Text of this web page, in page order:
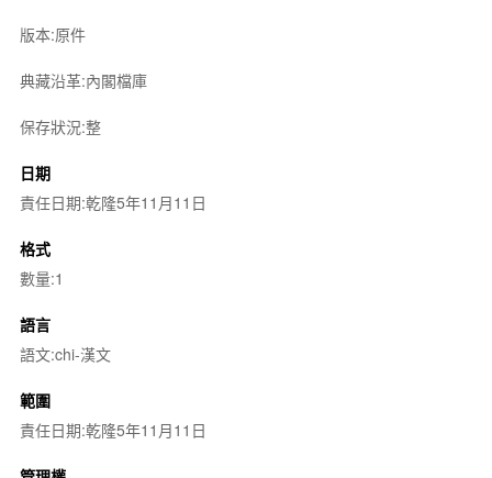
版本:原件
典藏沿革:內閣檔庫
保存狀況:整
日期
責任日期:乾隆5年11月11日
格式
數量:1
語言
語文:chi-漢文
範圍
責任日期:乾隆5年11月11日